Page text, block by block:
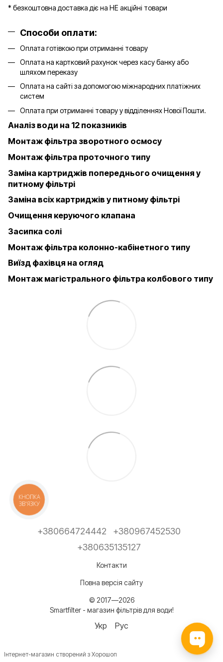
* безкоштовна доставка діє на НЕ акційні товари
Способи оплати:
Оплата готівкою при отриманні товару
Оплата на картковий рахунок через касу банку або
шляхом переказу
Оплата на сайті за допомогою міжнародних платіжних
систем
Оплата при отриманні товару у відділеннях Нової Пошти.
Аналіз води на 12 показників
Монтаж фільтра зворотного осмосу
Монтаж фільтра проточного типу
Заміна картриджів попереднього очищення у
питному фільтрі
Заміна всіх картриджів у питному фільтрі
Очищення керуючого клапана
Засипка солі
Монтаж фільтра колонно-кабінетного типу
Виїзд фахівця на огляд
Монтаж магістрального фільтра колбового типу
+380664724442
+380967452530
+380635135127
Контакти
Повна версія сайту
© 2017—2026
Smartfilter - магазин фільтрів для води!
Укр Рус
Інтернет-магазин створений з Хорошоп
КНОПКА
ЗВ'ЯЗКУ